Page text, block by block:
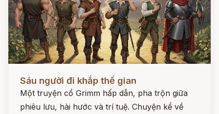
Sáu người đi khắp thế gian
Một truyện cổ Grimm hấp dẫn, pha trộn giữa
phiêu lưu, hài hước và trí tuệ. Chuyện kể về